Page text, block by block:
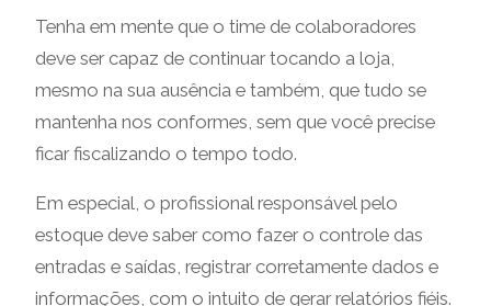
Tenha em mente que o time de colaboradores
deve ser capaz de continuar tocando a loja,
mesmo na sua ausência e também, que tudo se
mantenha nos conformes, sem que você precise
ficar fiscalizando o tempo todo.
Em especial, o profissional responsável pelo
estoque deve saber como fazer o controle das
entradas e saídas, registrar corretamente dados e
informações, com o intuito de gerar relatórios fiéis.